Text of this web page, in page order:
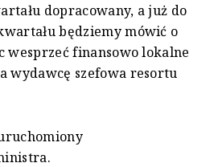
dopracowany, a już do
będziemy mówić o
wesprzeć finansowo lokalne
wydawcę szefowa resortu